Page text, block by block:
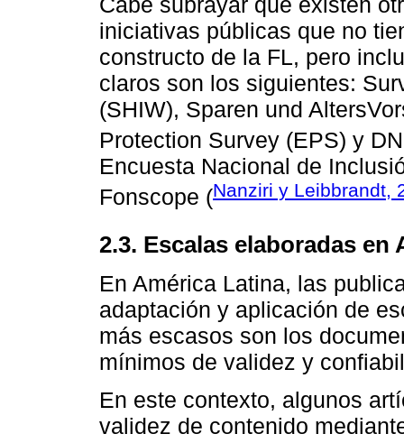
iniciativas públicas que no
constructo de la FL, pero
claros son los siguientes:
(SHIW), Sparen und
Protection Survey (EPS) y
Encuesta Nacional de
Fonscope (Nanziri y Leibbrandt,
2.3. Escalas elaboradas en
En América Latina, las
adaptación y aplicación de
más escasos son los
mínimos de validez y
En este contexto, algunos
validez de contenido